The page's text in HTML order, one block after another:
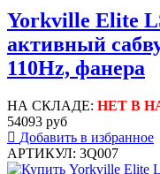
Yorkville Elite
активный
110Hz, фанера
НА СКЛАДЕ: НЕТ В
54093 руб
Добавить в избранное
АРТИКУЛ: 3Q007